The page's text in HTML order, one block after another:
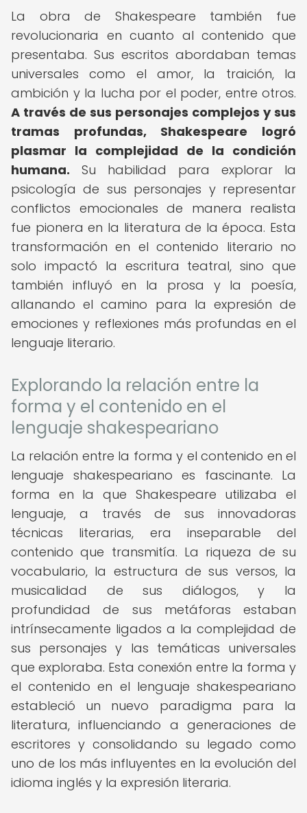
La obra de Shakespeare también fue
revolucionaria en cuanto al contenido que
presentaba. Sus escritos abordaban temas
universales como el amor, la traición, la
ambición y la lucha por el poder, entre otros.
A través de sus personajes complejos y sus
tramas profundas, Shakespeare logró
plasmar la complejidad de la condición
humana. Su habilidad para explorar la
psicología de sus personajes y representar
conflictos emocionales de manera realista
fue pionera en la literatura de la época. Esta
transformación en el contenido literario no
solo impactó la escritura teatral, sino que
también influyó en la prosa y la poesía,
allanando el camino para la expresión de
emociones y reflexiones más profundas en el
lenguaje literario.
Explorando la relación entre la
forma y el contenido en el
lenguaje shakespeariano
La relación entre la forma y el contenido en el
lenguaje shakespeariano es fascinante. La
forma en la que Shakespeare utilizaba el
lenguaje, a través de sus innovadoras
técnicas literarias, era inseparable del
contenido que transmitía. La riqueza de su
vocabulario, la estructura de sus versos, la
musicalidad de sus diálogos, y la
profundidad de sus metáforas estaban
intrínsecamente ligados a la complejidad de
sus personajes y las temáticas universales
que exploraba. Esta conexión entre la forma y
el contenido en el lenguaje shakespeariano
estableció un nuevo paradigma para la
literatura, influenciando a generaciones de
escritores y consolidando su legado como
uno de los más influyentes en la evolución del
idioma inglés y la expresión literaria.